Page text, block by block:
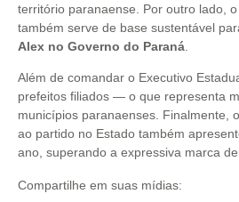
território paranaense. Por outro lado,
também serve de base sustentável
Alex no Governo do Paraná
Além de comandar o Executivo
prefeitos filiados — o que representa
municípios paranaenses. Finalmente,
ao partido no Estado também
ano, superando a expressiva marca
Compartilhe em suas mídias: